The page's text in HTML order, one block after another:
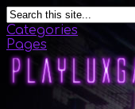
Categories
Pages